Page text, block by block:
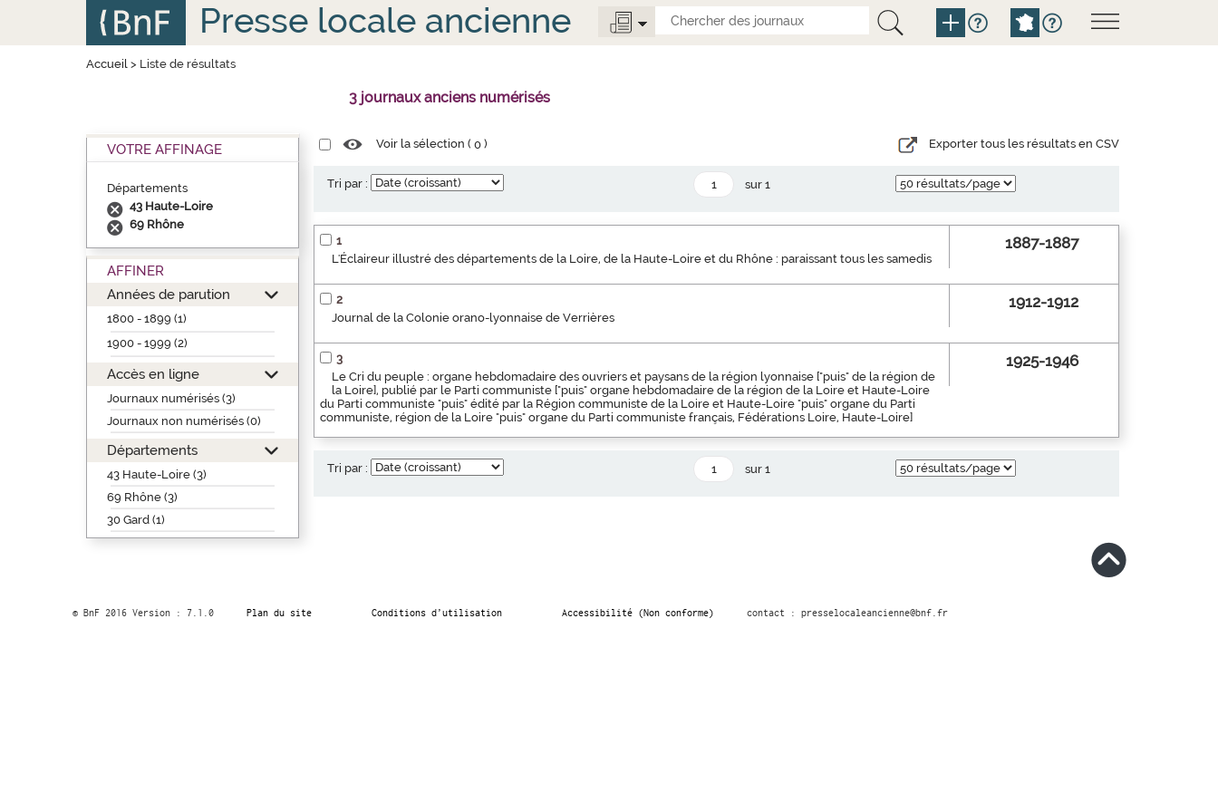
Presse locale ancienne
Accueil> Liste de résultats
3 journaux anciens numérisés
VOTRE AFFINAGE
Départements
43 Haute-Loire
69 Rhône
AFFINER
Années de parution
1800 - 1899 (1)
1900 - 1999 (2)
Accès en ligne
Journaux numérisés (3)
Journaux non numérisés (0)
Départements
43 Haute-Loire (3)
69 Rhône (3)
30 Gard (1)
Voir la sélection (0 ) Exporter tous les résultats en CSV
Tri par : sur 1
1
L'Éclaireur illustré des départements de la Loire, de la Haute-Loire et du Rhône : paraissant tous les samedis
1887-1887
2
Journal de la Colonie orano-lyonnaise de Verrières
1912-1912
3
Le Cri du peuple : organe hebdomadaire des ouvriers et paysans de la région lyonnaise ["puis" de la région de
la Loire], publié par le Parti communiste ["puis" organe hebdomadaire de la région de la Loire et Haute-Loire
du Parti communiste "puis" édité par la Région communiste de la Loire et Haute-Loire "puis" organe du Parti
communiste, région de la Loire "puis" organe du Parti communiste français, Fédérations Loire, Haute-Loire]
1925-1946
Tri par : sur 1
© BnF 2016 Version : 7.1.0 Plan du site Conditions d’utilisation Accessibilité (Non conforme) contact : presselocaleancienne@bnf.fr
Panneau de gestion des cookies